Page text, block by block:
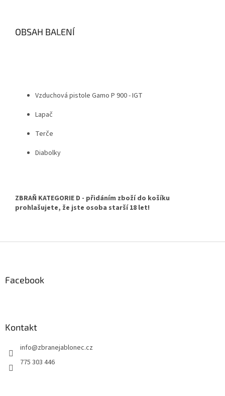
OBSAH BALENÍ
Vzduchová pistole Gamo P 900 - IGT
Lapač
Terče
Diabolky
ZBRAŇ KATEGORIE D - přidáním zboží do košíku
prohlašujete, že jste osoba starší 18 let!
Facebook
Kontakt
info@zbranejablonec.cz
775 303 446